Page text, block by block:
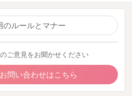
のルールとマナー
ご意見をお聞かせください
問い合わせはこちら